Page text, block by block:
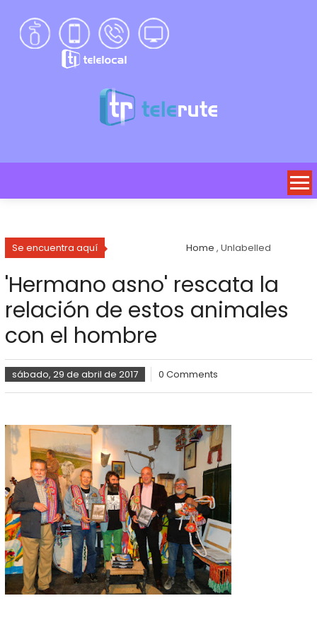
Se encuentra aquí Home , Unlabelled
'Hermano asno' rescata la
relación de estos animales
con el hombre
sábado, 29 de abril de 2017 0 Comments